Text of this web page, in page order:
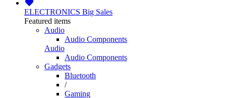
ELECTRONICS Big Sales
Featured items
Audio
Audio Components
Audio
Audio Components
Gadgets
Bluetooth
/
Gaming